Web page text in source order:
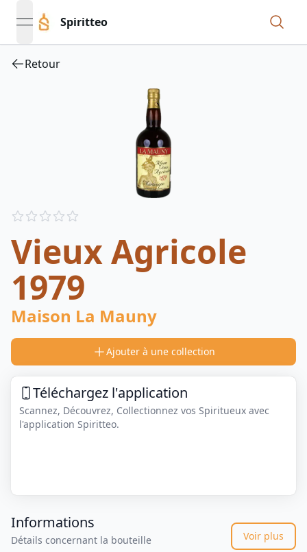
open navigation menu
Spiritteo
Retour
Reviews
Vieux Agricole
1979
Maison La Mauny
Ajouter à une collection
Téléchargez l'application
Scannez, Découvrez, Collectionnez vos Spiritueux avec
l'application Spiritteo.
Informations
Détails concernant la bouteille Voir plus